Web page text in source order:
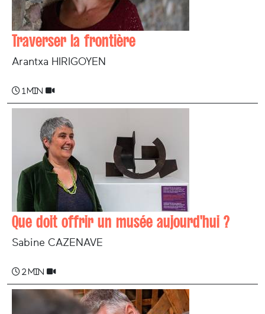
Traverser la frontière
Arantxa HIRIGOYEN
1 min
Que doit offrir un musée aujourd'hui ?
Sabine CAZENAVE
2 min